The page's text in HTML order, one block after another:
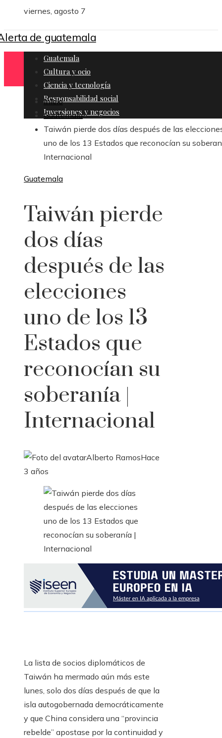
viernes, agosto 7
Guatemala
Cultura y ocio
Ciencia y tecnología
Responsabilidad social
Inversiones y negocios
Inicio
Guatemala
Taiwán pierde dos días después de las
uno de los 13 Estados que reconocían su
Internacional
Guatemala
Taiwán pierde
dos días
después de las
elecciones
uno de los 13
Estados que
reconocían su
soberanía |
Internacional
Alberto RamosHace
3 años
La lista de socios diplomáticos de
Taiwán ha mermado aún más este
lunes, solo dos días después de que la
isla autogobernada democráticamente
y que China considera una “provincia
rebelde” apostase por la continuidad y